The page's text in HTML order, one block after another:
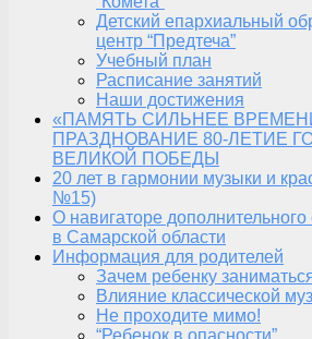
Детский епархиальный
центр “Предтеча”
Учебный план
Расписание занятий
Наши достижения
«ПАМЯТЬ СИЛЬНЕЕ
ПРАЗДНОВАНИЕ 80-ЛЕТИЕ
ВЕЛИКОЙ ПОБЕДЫ
20 лет в гармонии музыки и
№15)
О навигаторе
в Самарской области
Информация для родителей
Зачем ребенку
Влияние классической
Не проходите мимо!
“Ребенок в опасности”